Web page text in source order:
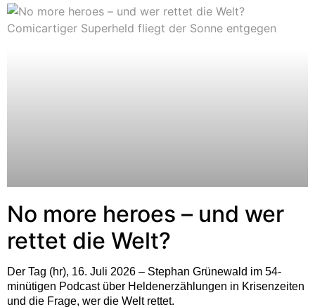
No more heroes – und wer
rettet die Welt?
Der Tag (hr), 16. Juli 2026 – Stephan Grünewald im 54-
minütigen Podcast über Heldenerzählungen in Krisenzeiten
und die Frage, wer die Welt rettet.